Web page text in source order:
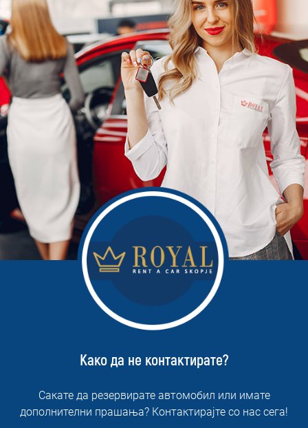
Како да не контактирате?
Сакате да резервирате автомобил или имате
дополнителни прашања? Контактирајте со нас сега!